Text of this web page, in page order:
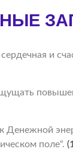
и
Денежной
поле“.